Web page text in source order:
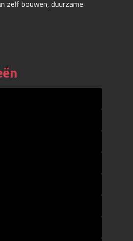
zelf bouwen, duurzame